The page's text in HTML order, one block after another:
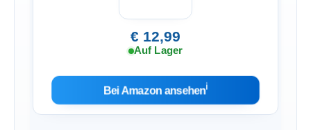
€ 12,99
Auf Lager
Bei Amazon ansehenℹ︎